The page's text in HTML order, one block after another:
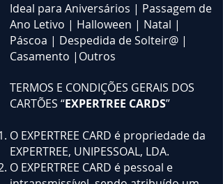
Ideal para Aniversários | Passagem de
Ano Letivo | Halloween | Natal |
Páscoa | Despedida de Solteir@ |
Casamento |Outros
TERMOS E CONDIÇÕES GERAIS DOS
CARTÕES “EXPERTREE CARDS”
O EXPERTREE CARD é propriedade da
EXPERTREE, UNIPESSOAL, LDA.
O EXPERTREE CARD é pessoal e